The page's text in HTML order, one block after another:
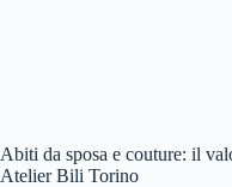
Abiti da sposa e couture: il
Atelier Bili Torino